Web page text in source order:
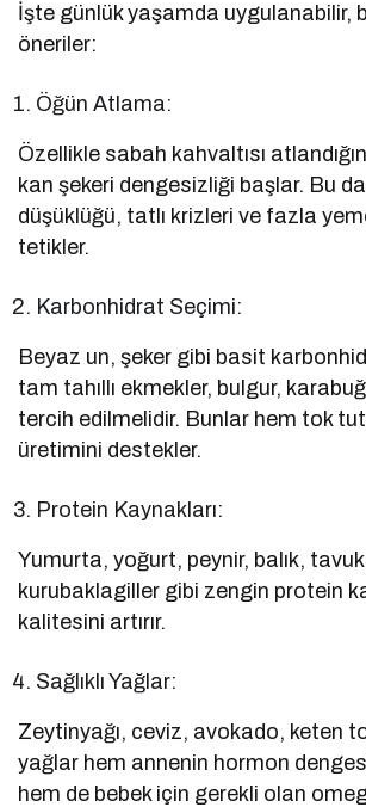
İşte günlük yaşamda uygulanabilir,
öneriler:
Öğün Atlama:
Özellikle sabah kahvaltısı
kan şekeri dengesizliği başlar. Bu
düşüklüğü, tatlı krizleri ve fazla
tetikler.
Karbonhidrat Seçimi:
Beyaz un, şeker gibi basit
tam tahıllı ekmekler, bulgur,
tercih edilmelidir. Bunlar hem tok
üretimini destekler.
Protein Kaynakları:
Yumurta, yoğurt, peynir, balık, tavuk,
kurubaklagiller gibi zengin protein
kalitesini artırır.
Sağlıklı Yağlar:
Zeytinyağı, ceviz, avokado, keten
yağlar hem annenin hormon
hem de bebek için gerekli olan